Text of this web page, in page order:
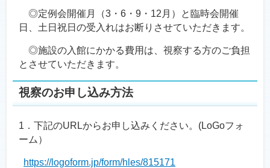
◎定例会開催月（3・6・9・12月）と臨時会開催
日、土日祝日の受入れはお断りさせていただきます。
◎施設の入館にかかる費用は、視察する方のご負担
とさせていただきます。
視察のお申し込み方法
1．下記のURLからお申し込みください。(LoGoフォ
ーム）
https://logoform.jp/form/hles/815171